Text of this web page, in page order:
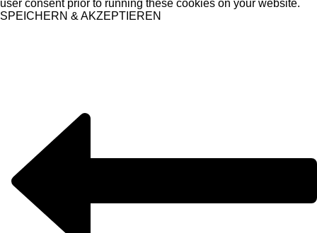
user consent prior to running these cookies on your website.
SPEICHERN & AKZEPTIEREN